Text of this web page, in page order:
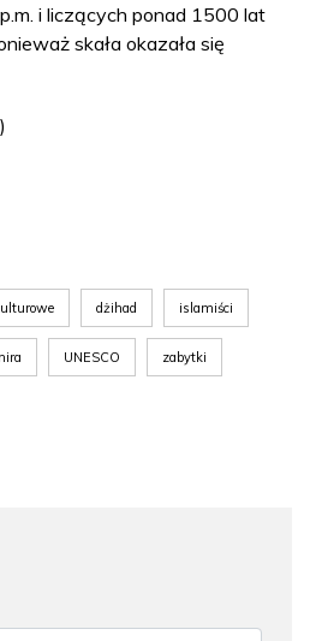
i liczących ponad 1500 lat
skała okazała się
dżihad islamiści
UNESCO zabytki